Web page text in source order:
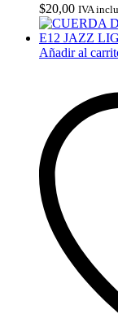
$20,00 IVA
Añadir al